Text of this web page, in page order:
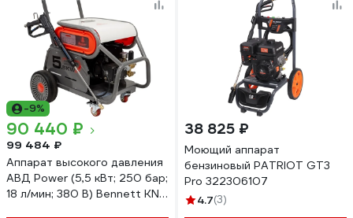
-9%
90 440 ₽
99 484 ₽
Аппарат высокого давления
АВД Power (5,5 кВт; 250 бар;
18 л/мин; 380 В) Bennett KN-
38 825 ₽
Моющий аппарат
бензиновый PATRIOT GT3
Pro 322306107
4.7(3)